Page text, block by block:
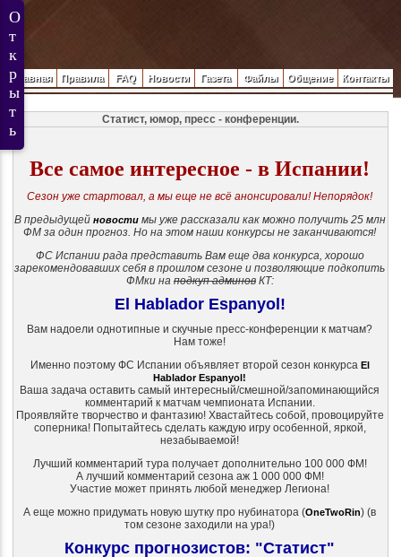
Главная Правила FAQ Новости Газета Файлы Общение Контакты
Статист, юмор, пресс - конференции.
Все самое интересное - в Испании!
Сезон уже стартовал, а мы еще не всё анонсировали! Непорядок!
В предыдущей новости мы уже рассказали как можно получить 25 млн
ФМ за один прогноз. Но на этом наши конкурсы не заканчиваются!
ФС Испании рада представить Вам еще два конкурса, хорошо
зарекомендовавших себя в прошлом сезоне и позволяющие подкопить
ФМки на подкуп админовКТ:
El Hablador Espanyol!
Вам надоели однотипные и скучные пресс-конференции к матчам?
Нам тоже!
Именно поэтому ФС Испании объявляет второй сезон конкурса El
Hablador Espanyol!
Ваша задача оставить самый интересный/смешной/запоминающийся
комментарий к матчам чемпионата Испании.
Проявляйте творчество и фантазию! Хвастайтесь собой, провоцируйте
соперника! Попытайтесь сделать каждую игру особенной, яркой,
незабываемой!
Лучший комментарий тура получает дополнительно 100 000 ФМ!
А лучший комментарий сезона аж 1 000 000 ФМ!
Участие может принять любой менеджер Легиона!
А еще можно придумать новую шутку про нубинатора (OneTwoRin) (в
том сезоне заходили на ура!)
Конкурс прогнозистов: "Статист"